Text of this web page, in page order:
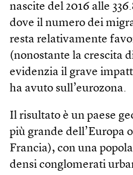
nascite del 2016 alle
dove il numero dei
resta relativamente
(nonostante la crescita
evidenzia il grave
ha avuto sull’eurozona.
Il risultato è un paese
più grande dell’Europa
Francia), con una
densi conglomerati